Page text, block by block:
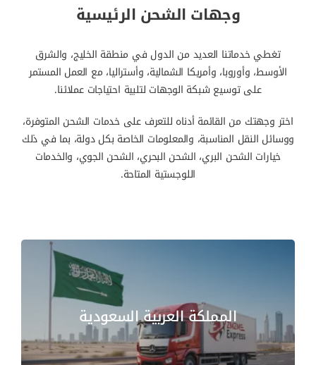
وجهات الشحن الرئيسية
تغطي خدماتنا العديد من الدول في منطقة الخليج، والشرق
الأوسط، وأوروبا، وأمريكا الشمالية، وأستراليا، مع العمل المستمر
على توسيع شبكة الوجهات لتلبية احتياجات عملائنا.
اختر وجهتك من القائمة أدناه للتعرف على خدمات الشحن المتوفرة،
ووسائل النقل المناسبة، والمعلومات الخاصة بكل دولة، بما في ذلك
خيارات الشحن البري، الشحن البحري، الشحن الجوي، والخدمات
اللوجستية المتاحة.
المملكة العربية السعودية